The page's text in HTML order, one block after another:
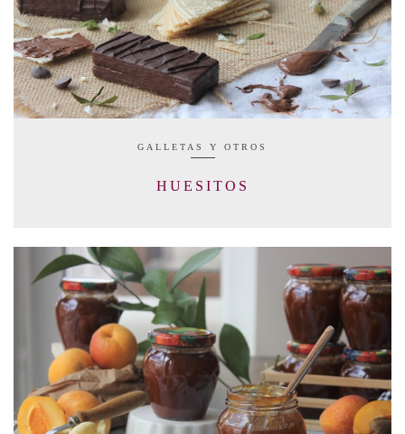
GALLETAS Y OTROS
HUESITOS